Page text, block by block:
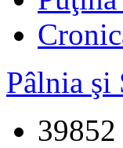
Pâlnia şi